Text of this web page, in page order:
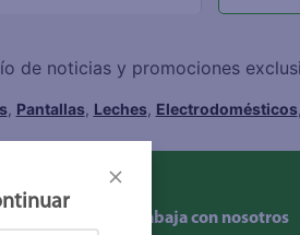
de noticias y promociones
, Pantallas, Leches, Electrodomésticos,
Trabaja con nosotros